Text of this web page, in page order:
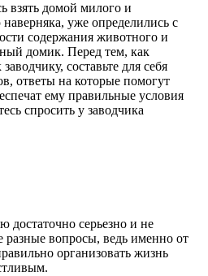
взять домой милого и
уже определились с
содержания животного и
домик. Перед тем, как
составьте для себя
ответы на которые помогут
ему правильные условия
спросить у заводчика
достаточно серьезно и не
разные вопросы, ведь именно от
организовать жизнь